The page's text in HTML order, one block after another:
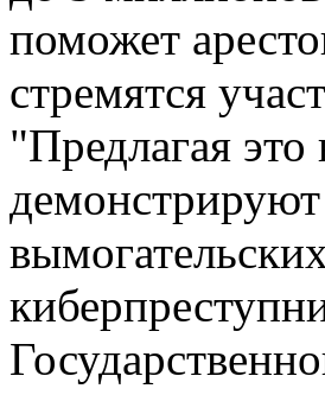
поможет
стремятся
"Предлагая